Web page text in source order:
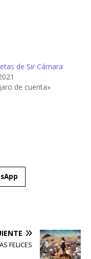
de Sir Cámara
de cuenta»
FELICES